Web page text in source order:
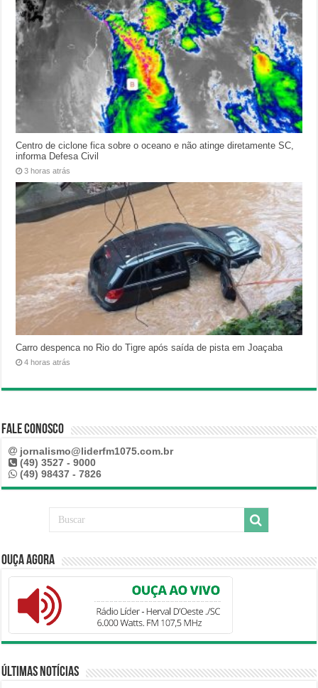
Centro de ciclone fica sobre o oceano e não atinge diretamente SC,
informa Defesa Civil
3 horas atrás
Carro despenca no Rio do Tigre após saída de pista em Joaçaba
4 horas atrás
Fale Conosco
jornalismo@liderfm1075.com.br
(49) 3527 - 9000
(49) 98437 - 7826
Ouça Agora
Últimas Notícias